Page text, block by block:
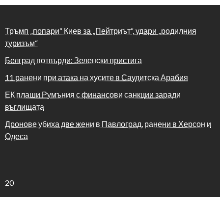
Тръмп „попари“ Киев за „Пейтриът“, удари „родилния
туризъм“
Белград потвърди: Зеленски пристига
11 ранени при атака на хусите в Саудитска Арабия
ЕК плаши Румъния с финансови санкции заради
въглищата
Дронове убиха две жени в Павлоград, ранени в Херсон и
Одеса
20